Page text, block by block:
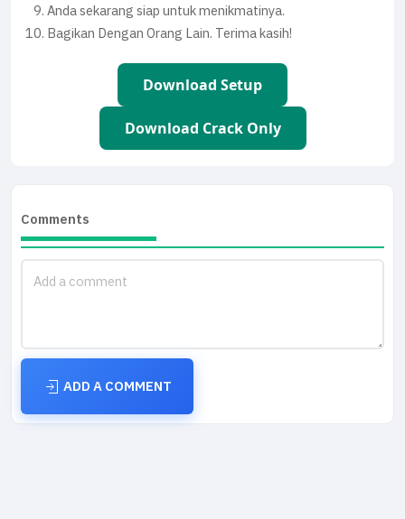
Anda sekarang siap untuk menikmatinya.
Bagikan Dengan Orang Lain. Terima kasih!
Download Setup
Download Crack Only
Comments
ADD A COMMENT